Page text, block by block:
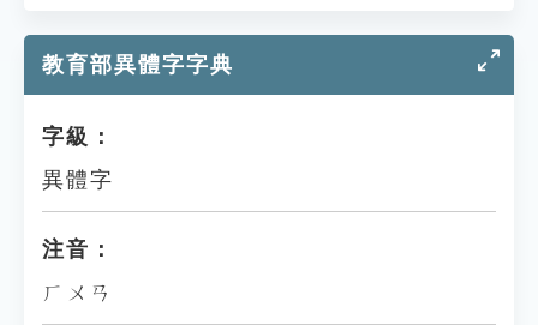
教育部異體字字典
字級：
異體字
注音：
ㄏㄨㄢ